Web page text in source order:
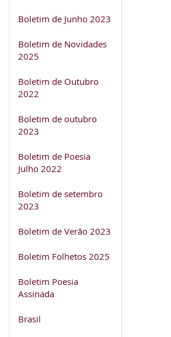
Boletim de Junho 2023
Boletim de Novidades
2025
Boletim de Outubro
2022
Boletim de outubro
2023
Boletim de Poesia
Julho 2022
Boletim de setembro
2023
Boletim de Verão 2023
Boletim Folhetos 2025
Boletim Poesia
Assinada
Brasil